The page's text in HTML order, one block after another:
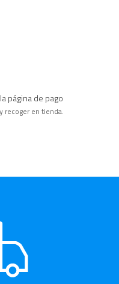
página de pago
recoger en tienda.